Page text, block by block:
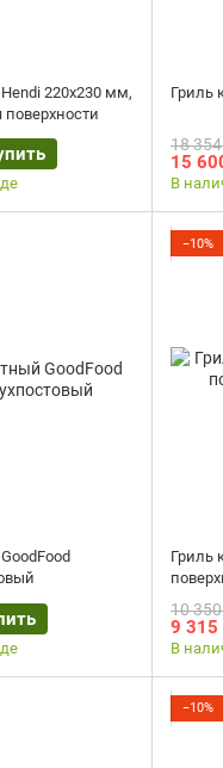
220х230 мм,
Гриль
18
15
В
−10%
Гриль
10
9 315
В
−10%